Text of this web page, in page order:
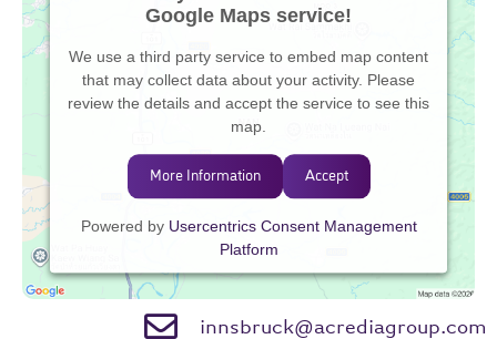
Google Maps service!
We use a third party service to embed map content
that may collect data about your activity. Please
review the details and accept the service to see this
map.
More Information Accept
Powered by Usercentrics Consent Management
Platform
innsbruck@acrediagroup.com